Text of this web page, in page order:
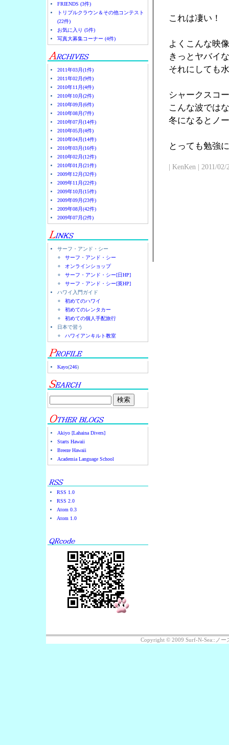
FRIENDS (3件)
トリプルクラウン＆その他コンテスト
(22件)
お気に入り (5件)
写真大募集コーナー (4件)
2011年03月(1件)
2011年02月(9件)
2010年11月(4件)
2010年10月(2件)
2010年09月(6件)
2010年08月(7件)
2010年07月(14件)
2010年05月(4件)
2010年04月(14件)
2010年03月(16件)
2010年02月(12件)
2010年01月(21件)
2009年12月(32件)
2009年11月(22件)
2009年10月(15件)
2009年09月(23件)
2009年08月(42件)
2009年07月(2件)
サーフ・アンド・シー
サーフ・アンド・シー
オンラインショップ
サーフ・アンド・シー[日HP]
サーフ・アンド・シー[英HP]
ハワイ入門ガイド
初めてのハワイ
初めてのレンタカー
初めての個人手配旅行
日本で習う
ハワイアンキルト教室
Kayo(246)
Akiyo [Lahaina Divers]
Starts Hawaii
Breeze Hawaii
Academia Language School
RSS 1.0
RSS 2.0
Atom 0.3
Atom 1.0
これは凄い！
よくこんな映
きっとヤバイ
それにしても
シャークスコ
こんな波では
冬になるとノ
とっても勉強
| KenKen | 2011/
Copyright © 2009 Surf-N-Sea::ノー